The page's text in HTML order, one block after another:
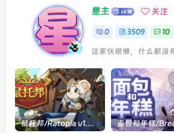
星主 关注
0 3509 10
这家伙很懒，什么都没
鼠托邦/Ratopia v1.0.0530|策略模拟|容量2.9GB|官方中文版